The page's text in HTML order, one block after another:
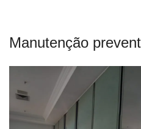
Manutenção